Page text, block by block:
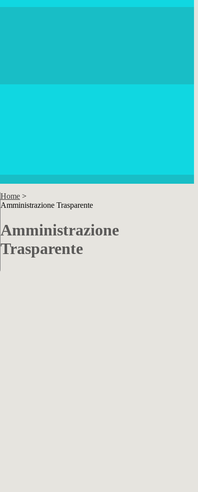
Home >
Amministrazione Trasparente
Amministrazione
Trasparente